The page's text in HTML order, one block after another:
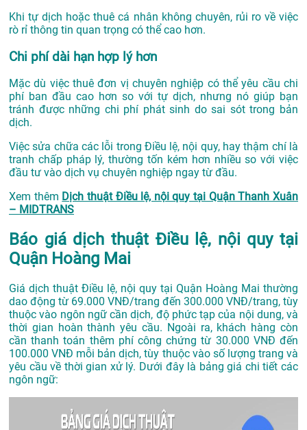
Khi tự dịch hoặc thuê cá nhân không chuyên, rủi ro về việc
rò rỉ thông tin quan trọng có thể cao hơn.
Chi phí dài hạn hợp lý hơn
Mặc dù việc thuê đơn vị chuyên nghiệp có thể yêu cầu chi
phí ban đầu cao hơn so với tự dịch, nhưng nó giúp bạn
tránh được những chi phí phát sinh do sai sót trong bản
dịch.
Việc sửa chữa các lỗi trong Điều lệ, nội quy, hay thậm chí là
tranh chấp pháp lý, thường tốn kém hơn nhiều so với việc
đầu tư vào dịch vụ chuyên nghiệp ngay từ đầu.
Xem thêm Dịch thuật Điều lệ, nội quy tại Quận Thanh Xuân
– MIDTRANS
Báo giá dịch thuật Điều lệ, nội quy tại
Quận Hoàng Mai
Giá dịch thuật Điều lệ, nội quy tại Quận Hoàng Mai thường
dao động từ 69.000 VNĐ/trang đến 300.000 VNĐ/trang, tùy
thuộc vào ngôn ngữ cần dịch, độ phức tạp của nội dung, và
thời gian hoàn thành yêu cầu. Ngoài ra, khách hàng còn
cần thanh toán thêm phí công chứng từ 30.000 VNĐ đến
100.000 VNĐ mỗi bản dịch, tùy thuộc vào số lượng trang và
yêu cầu về thời gian xử lý. Dưới đây là bảng giá chi tiết các
ngôn ngữ: